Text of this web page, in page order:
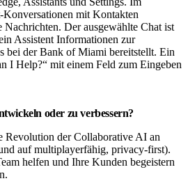
oder zu verbessern?
Revolution der Collaborative AI an
auf multiplayerfähig, privacy-first).
helfen und Ihre Kunden begeistern